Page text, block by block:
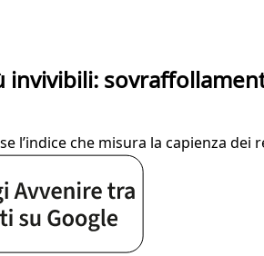
invivibili:
l’indice che misura la capienza